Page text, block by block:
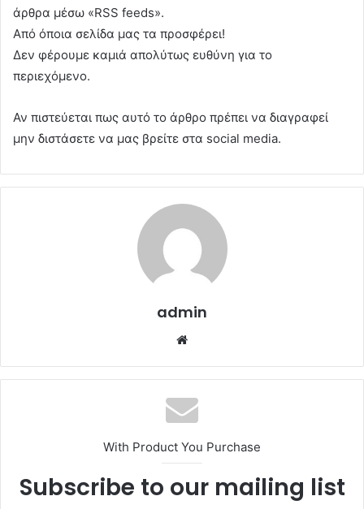
άρθρα μέσω «RSS feeds».
Από όποια σελίδα μας τα προσφέρει!
Δεν φέρουμε καμιά απολύτως ευθύνη για το
περιεχόμενο.
Αν πιστεύεται πως αυτό το άρθρο πρέπει να διαγραφεί
μην διστάσετε να μας βρείτε στα social media.
admin
With Product You Purchase
Subscribe to our mailing list